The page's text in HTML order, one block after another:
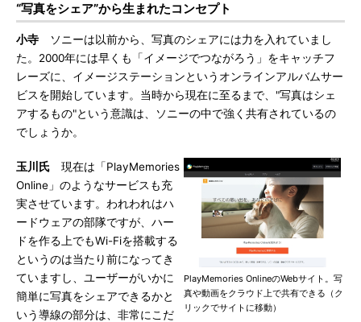
“写真をシェア”から生まれたコンセプト
小寺 ソニーは以前から、写真のシェアには力を入れていまし
た。2000年には早くも「イメージでつながろう」をキャッチフ
レーズに、イメージステーションというオンラインアルバムサー
ビスを開始しています。当時から現在に至るまで、"写真はシェ
アするもの"という意識は、ソニーの中で強く共有されているの
でしょうか。
PlayMemories OnlineのWebサイト。写
真や動画をクラウド上で共有できる（ク
リックでサイトに移動）
玉川氏 現在は「PlayMemories
Online」のようなサービスも充
実させています。われわれはハ
ードウェアの部隊ですが、ハー
ドを作る上でもWi-Fiを搭載する
というのは当たり前になってき
ていますし、ユーザーがいかに
簡単に写真をシェアできるかと
いう導線の部分は、非常にこだ